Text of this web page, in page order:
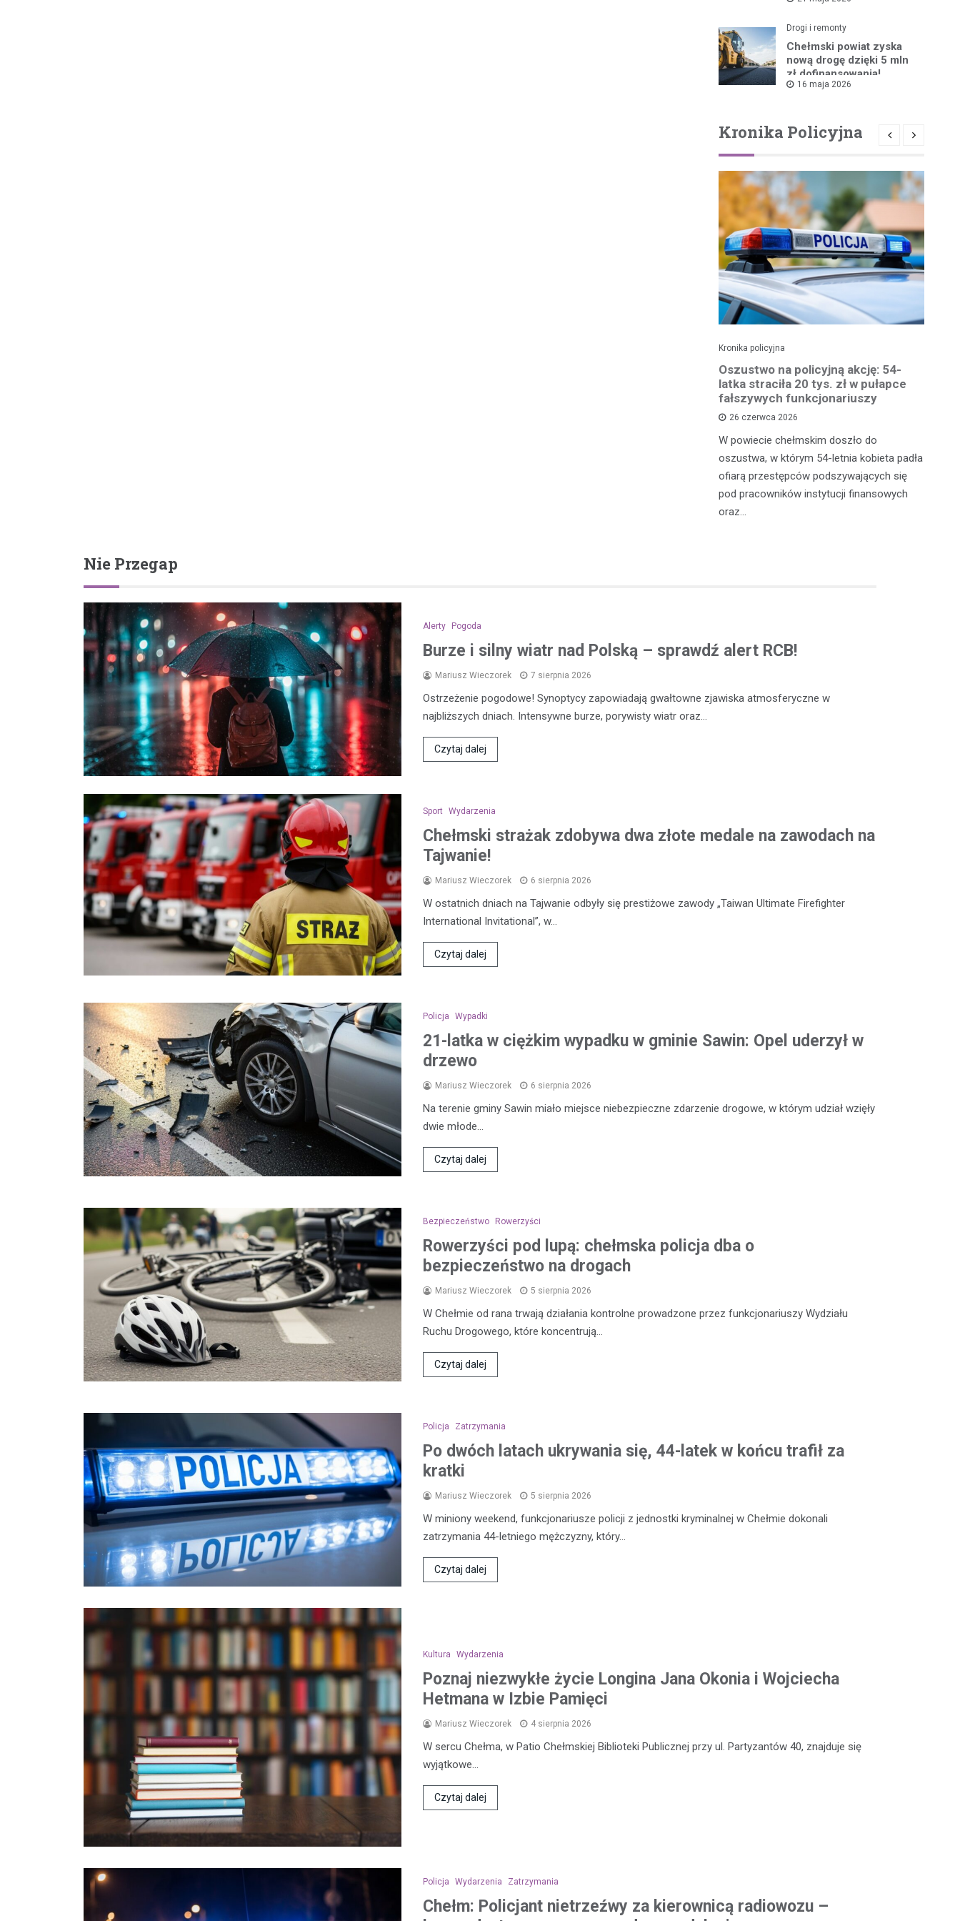
Drogi i remonty
Chełmski powiat zyska
nową drogę dzięki 5 mln
zł dofinansowania!
16 maja 2026
Kronika Policyjna
Kronika policyjna
Oszustwo na policyjną akcję: 54-
latka straciła 20 tys. zł w pułapce
fałszywych funkcjonariuszy
26 czerwca 2026
W powiecie chełmskim doszło do
oszustwa, w którym 54-letnia kobieta padła
ofiarą przestępców podszywających się
pod pracowników instytucji finansowych
oraz…
Nie Przegap
Alerty Pogoda
Burze i silny wiatr nad Polską – sprawdź alert RCB!
Mariusz Wieczorek 7 sierpnia 2026
Ostrzeżenie pogodowe! Synoptycy zapowiadają gwałtowne zjawiska atmosferyczne w
najbliższych dniach. Intensywne burze, porywisty wiatr oraz…
Czytaj dalej
Sport Wydarzenia
Chełmski strażak zdobywa dwa złote medale na zawodach na
Tajwanie!
Mariusz Wieczorek 6 sierpnia 2026
W ostatnich dniach na Tajwanie odbyły się prestiżowe zawody „Taiwan Ultimate Firefighter
International Invitational”, w…
Czytaj dalej
Policja Wypadki
21-latka w ciężkim wypadku w gminie Sawin: Opel uderzył w
drzewo
Mariusz Wieczorek 6 sierpnia 2026
Na terenie gminy Sawin miało miejsce niebezpieczne zdarzenie drogowe, w którym udział wzięły
dwie młode…
Czytaj dalej
Bezpieczeństwo Rowerzyści
Rowerzyści pod lupą: chełmska policja dba o
bezpieczeństwo na drogach
Mariusz Wieczorek 5 sierpnia 2026
W Chełmie od rana trwają działania kontrolne prowadzone przez funkcjonariuszy Wydziału
Ruchu Drogowego, które koncentrują…
Czytaj dalej
Policja Zatrzymania
Po dwóch latach ukrywania się, 44-latek w końcu trafił za
kratki
Mariusz Wieczorek 5 sierpnia 2026
W miniony weekend, funkcjonariusze policji z jednostki kryminalnej w Chełmie dokonali
zatrzymania 44-letniego mężczyzny, który…
Czytaj dalej
Kultura Wydarzenia
Poznaj niezwykłe życie Longina Jana Okonia i Wojciecha
Hetmana w Izbie Pamięci
Mariusz Wieczorek 4 sierpnia 2026
W sercu Chełma, w Patio Chełmskiej Biblioteki Publicznej przy ul. Partyzantów 40, znajduje się
wyjątkowe…
Czytaj dalej
Policja Wydarzenia Zatrzymania
Chełm: Policjant nietrzeźwy za kierownicą radiowozu –